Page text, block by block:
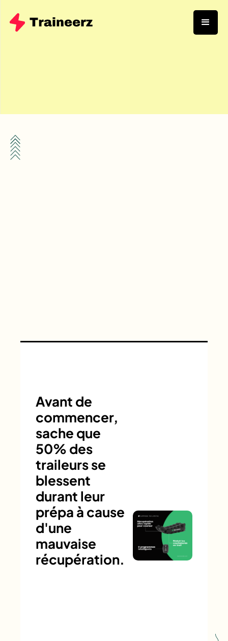
Avant de
commencer,
sache que
50% des
traileurs se
blessent
durant leur
prépa à cause
d'une
mauvaise
récupération.